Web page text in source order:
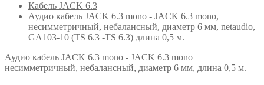
Кабель JACK 6.3
Аудио кабель JACK 6.3 mono - JACK 6.3 mono,
несимметричный, небалансный, диаметр 6 мм, netaudio,
GA103-10 (TS 6.3 -TS 6.3) длина 0,5 м.
Аудио кабель JACK 6.3 mono - JACK 6.3 mono
несимметричный, небалансный, диаметр 6 мм, длина 0,5 м.